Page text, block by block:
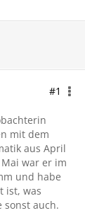
#1
mit dem
aus April
war er im
und habe
ist, was
sonst auch.